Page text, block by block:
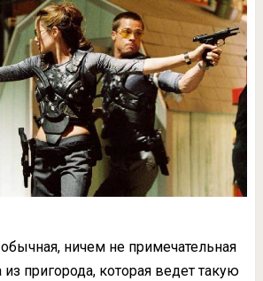
ничем не примечательная
пригорода, которая ведет такую